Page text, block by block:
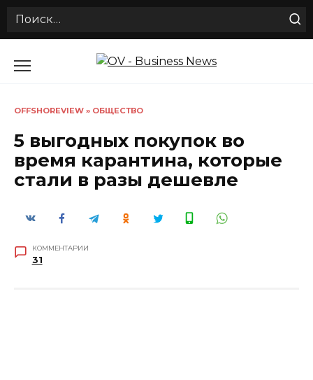
Search
OFFSHOREVIEW » ОБЩЕСТВО
5 выгодных покупок во
время карантина, которые
стали в разы дешевле
КОММЕНТАРИИ
31